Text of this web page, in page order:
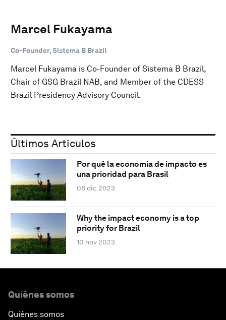
Marcel Fukayama
Co-Founder, Sistema B Brazil
Marcel Fukayama is Co-Founder of Sistema B Brazil,
Chair of GSG Brazil NAB, and Member of the CDESS
Brazil Presidency Advisory Council.
Últimos Artículos
Por qué la economía de impacto es
una prioridad para Brasil
06 dic 2023
Why the impact economy is a top
priority for Brazil
10 nov 2023
Quiénes somos
Quiénes somos